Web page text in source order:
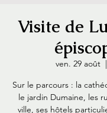
Visite de
ven. 29 août
  |
Sur le parcours : la
le jardin Dumaine, les
ville, ses hôtels